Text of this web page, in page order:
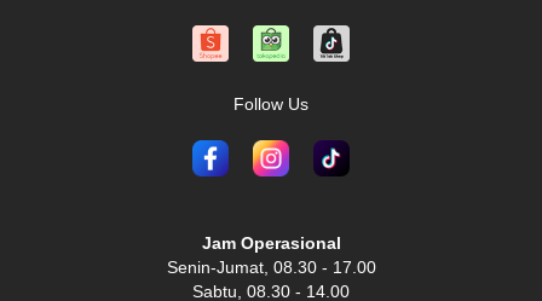
Follow Us
Jam Operasional
Senin-Jumat, 08.30 - 17.00
Sabtu, 08.30 - 14.00